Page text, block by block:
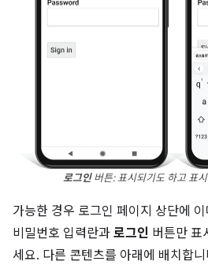
로그인버튼: 표시되기도 하고 표
가능한 경우 로그인 페이지 상단에
비밀번호 입력란과 로그인 버튼만 표
세요. 다른 콘텐츠를 아래에 배치합니